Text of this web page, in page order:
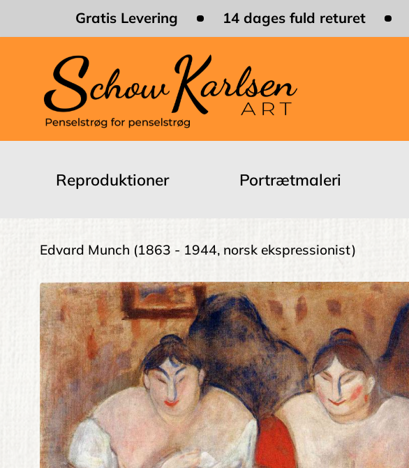
Gratis Levering 14 dages fuld returet
Reproduktioner Portrætmaleri
Brødkrumme
Edvard Munch (1863 - 1944, norsk ekspressionist)